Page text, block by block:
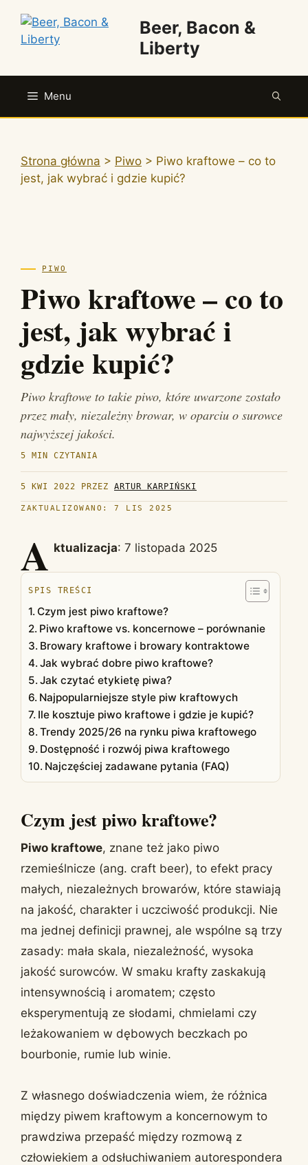
treści
Beer, Bacon &
Liberty
Menu
Strona główna > Piwo > Piwo kraftowe – co to
jest, jak wybrać i gdzie kupić?
PIWO
Piwo kraftowe – co to
jest, jak wybrać i
gdzie kupić?
Piwo kraftowe to takie piwo, które uwarzone zostało
przez mały, niezależny browar, w oparciu o surowce
najwyższej jakości.
5 MIN CZYTANIA
5 KWI 2022 PRZEZ ARTUR KARPIŃSKI
ZAKTUALIZOWANO: 7 LIS 2025
A ktualizacja: 7 listopada 2025
SPIS TREŚCI
Czym jest piwo kraftowe?
Piwo kraftowe vs. koncernowe – porównanie
Browary kraftowe i browary kontraktowe
Jak wybrać dobre piwo kraftowe?
Jak czytać etykietę piwa?
Najpopularniejsze style piw kraftowych
Ile kosztuje piwo kraftowe i gdzie je kupić?
Trendy 2025/26 na rynku piwa kraftowego
Dostępność i rozwój piwa kraftowego
Najczęściej zadawane pytania (FAQ)
Czym jest piwo kraftowe?
Piwo kraftowe, znane też jako piwo
rzemieślnicze (ang. craft beer), to efekt pracy
małych, niezależnych browarów, które stawiają
na jakość, charakter i uczciwość produkcji. Nie
ma jednej definicji prawnej, ale wspólne są trzy
zasady: mała skala, niezależność, wysoka
jakość surowców. W smaku krafty zaskakują
intensywnością i aromatem; często
eksperymentują ze słodami, chmielami czy
leżakowaniem w dębowych beczkach po
bourbonie, rumie lub winie.
Z własnego doświadczenia wiem, że różnica
między piwem kraftowym a koncernowym to
prawdziwa przepaść między rozmową z
człowiekiem a odsłuchiwaniem autorespondera